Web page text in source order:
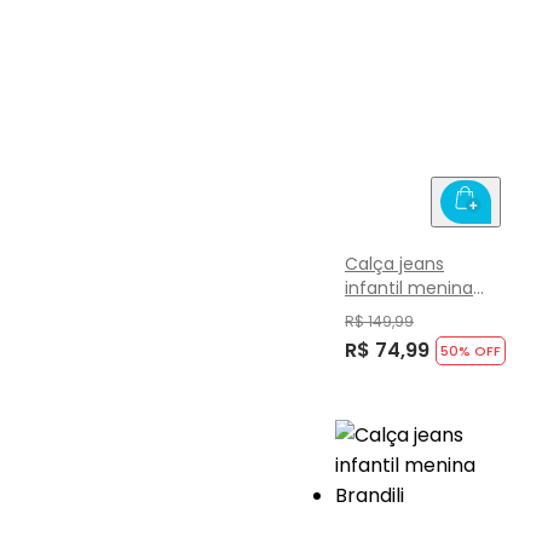
Calça jeans
infantil menina
Brandili
R$ 149,99
R$ 74,99 50% OFF